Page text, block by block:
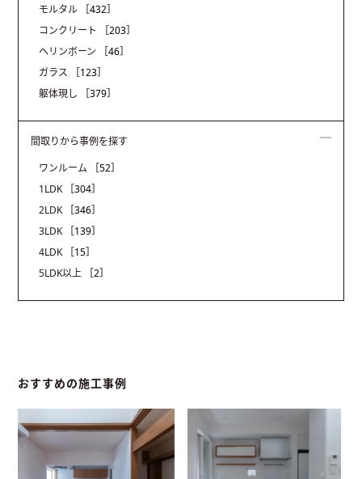
モルタル
［432］
コンクリート
［203］
ヘリンボーン
［46］
ガラス
［123］
躯体現し
［379］
間取りから事例を探す
ワンルーム
［52］
1LDK
［304］
2LDK
［346］
3LDK
［139］
4LDK
［15］
5LDK以上
［2］
おすすめの施工事例